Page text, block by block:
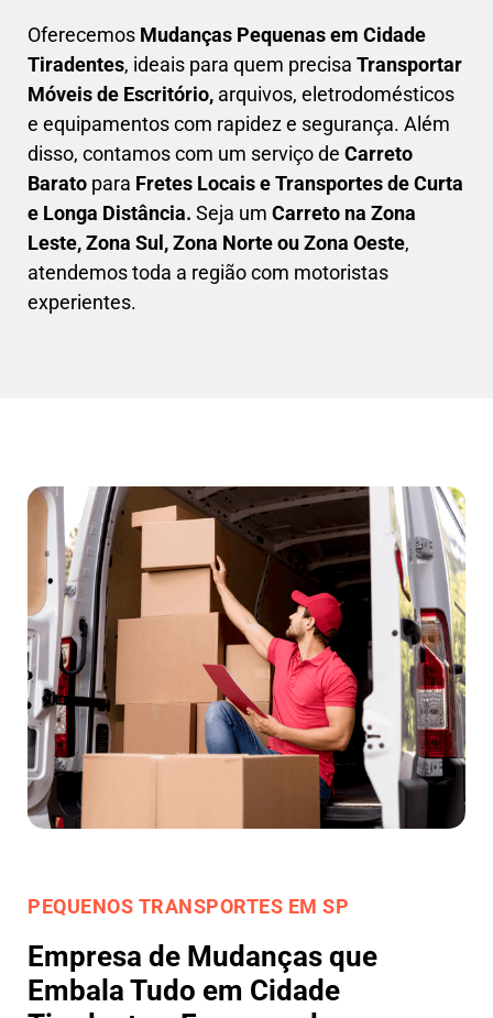
Oferecemos Mudanças Pequenas em Cidade
Tiradentes, ideais para quem precisa Transportar
Móveis de Escritório, arquivos, eletrodomésticos
e equipamentos com rapidez e segurança. Além
disso, contamos com um serviço de Carreto
Barato para Fretes Locais e Transportes de Curta
e Longa Distância. Seja um Carreto na Zona
Leste, Zona Sul, Zona Norte ou Zona Oeste,
atendemos toda a região com motoristas
experientes.
PEQUENOS TRANSPORTES EM SP
Empresa de Mudanças que
Embala Tudo em Cidade